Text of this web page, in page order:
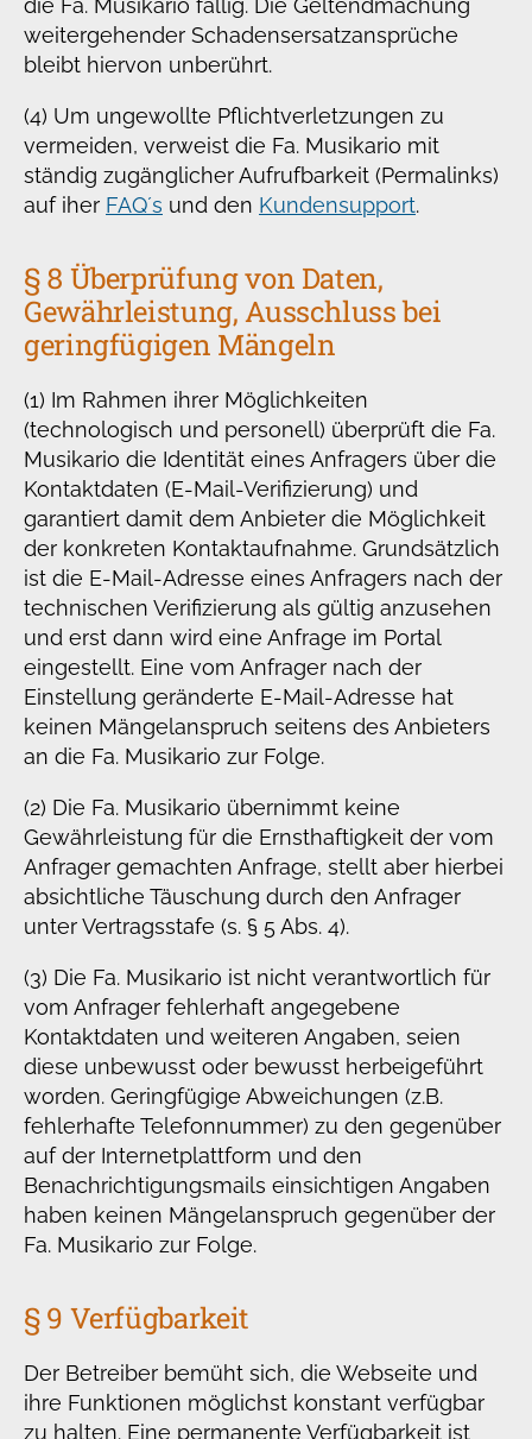
die Fa. Musikario fällig. Die Geltendmachung
weitergehender Schadensersatzansprüche
bleibt hiervon unberührt.
(4) Um ungewollte Pflichtverletzungen zu
vermeiden, verweist die Fa. Musikario mit
ständig zugänglicher Aufrufbarkeit (Permalinks)
auf iher FAQ´s und den Kundensupport.
§ 8 Überprüfung von Daten,
Gewährleistung, Ausschluss bei
geringfügigen Mängeln
(1) Im Rahmen ihrer Möglichkeiten
(technologisch und personell) überprüft die Fa.
Musikario die Identität eines Anfragers über die
Kontaktdaten (E-Mail-Verifizierung) und
garantiert damit dem Anbieter die Möglichkeit
der konkreten Kontaktaufnahme. Grundsätzlich
ist die E-Mail-Adresse eines Anfragers nach der
technischen Verifizierung als gültig anzusehen
und erst dann wird eine Anfrage im Portal
eingestellt. Eine vom Anfrager nach der
Einstellung geränderte E-Mail-Adresse hat
keinen Mängelanspruch seitens des Anbieters
an die Fa. Musikario zur Folge.
(2) Die Fa. Musikario übernimmt keine
Gewährleistung für die Ernsthaftigkeit der vom
Anfrager gemachten Anfrage, stellt aber hierbei
absichtliche Täuschung durch den Anfrager
unter Vertragsstafe (s. § 5 Abs. 4).
(3) Die Fa. Musikario ist nicht verantwortlich für
vom Anfrager fehlerhaft angegebene
Kontaktdaten und weiteren Angaben, seien
diese unbewusst oder bewusst herbeigeführt
worden. Geringfügige Abweichungen (z.B.
fehlerhafte Telefonnummer) zu den gegenüber
auf der Internetplattform und den
Benachrichtigungsmails einsichtigen Angaben
haben keinen Mängelanspruch gegenüber der
Fa. Musikario zur Folge.
§ 9 Verfügbarkeit
Der Betreiber bemüht sich, die Webseite und
ihre Funktionen möglichst konstant verfügbar
zu halten. Eine permanente Verfügbarkeit ist